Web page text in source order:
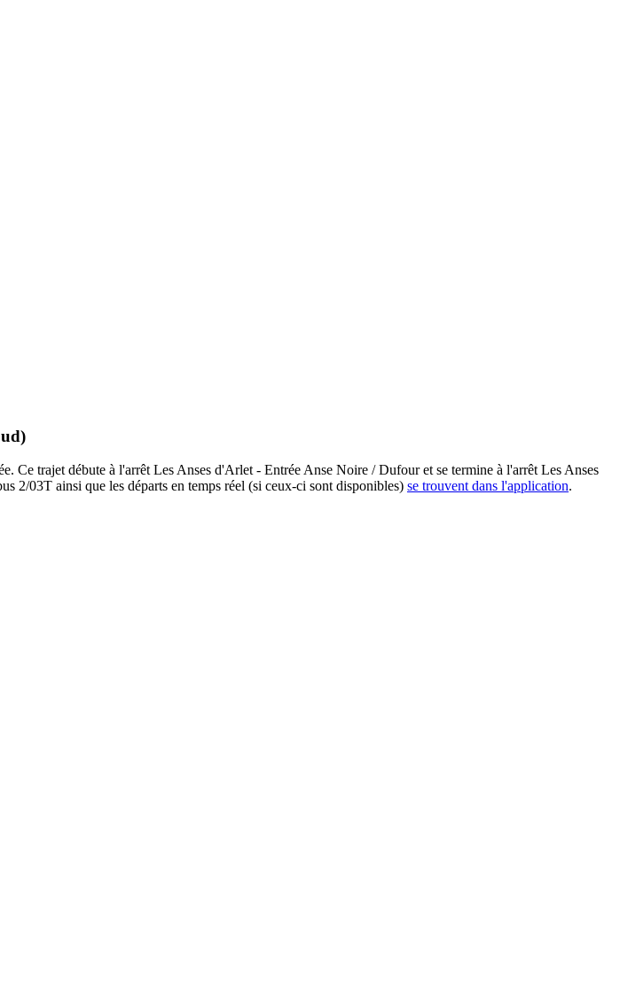
trajet débute à l'arrêt Les Anses d'Arlet - Entrée Anse Noire / Dufour et se termine à l'arrêt Les Anses
2/03T ainsi que les départs en temps réel (si ceux-ci sont disponibles) se trouvent dans l'application.